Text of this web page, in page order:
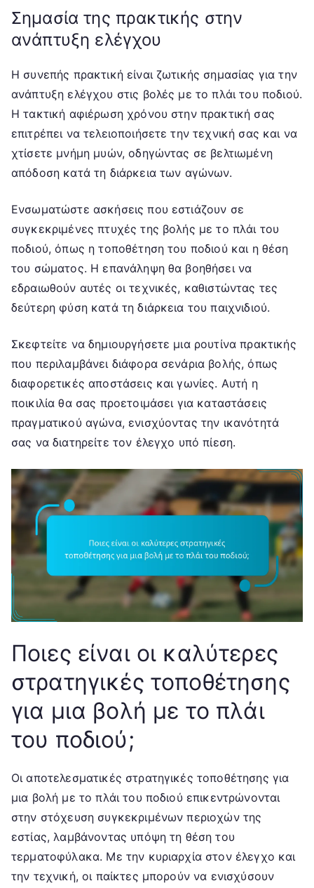
Σημασία της πρακτικής στην
ανάπτυξη ελέγχου
Η συνεπής πρακτική είναι ζωτικής σημασίας για την
ανάπτυξη ελέγχου στις βολές με το πλάι του ποδιού.
Η τακτική αφιέρωση χρόνου στην πρακτική σας
επιτρέπει να τελειοποιήσετε την τεχνική σας και να
χτίσετε μνήμη μυών, οδηγώντας σε βελτιωμένη
απόδοση κατά τη διάρκεια των αγώνων.
Ενσωματώστε ασκήσεις που εστιάζουν σε
συγκεκριμένες πτυχές της βολής με το πλάι του
ποδιού, όπως η τοποθέτηση του ποδιού και η θέση
του σώματος. Η επανάληψη θα βοηθήσει να
εδραιωθούν αυτές οι τεχνικές, καθιστώντας τες
δεύτερη φύση κατά τη διάρκεια του παιχνιδιού.
Σκεφτείτε να δημιουργήσετε μια ρουτίνα πρακτικής
που περιλαμβάνει διάφορα σενάρια βολής, όπως
διαφορετικές αποστάσεις και γωνίες. Αυτή η
ποικιλία θα σας προετοιμάσει για καταστάσεις
πραγματικού αγώνα, ενισχύοντας την ικανότητά
σας να διατηρείτε τον έλεγχο υπό πίεση.
Ποιες είναι οι καλύτερες
στρατηγικές τοποθέτησης
για μια βολή με το πλάι
του ποδιού;
Οι αποτελεσματικές στρατηγικές τοποθέτησης για
μια βολή με το πλάι του ποδιού επικεντρώνονται
στην στόχευση συγκεκριμένων περιοχών της
εστίας, λαμβάνοντας υπόψη τη θέση του
τερματοφύλακα. Με την κυριαρχία στον έλεγχο και
την τεχνική, οι παίκτες μπορούν να ενισχύσουν